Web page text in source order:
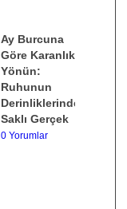
Ay Burcuna
Göre Karanlık
Yönün:
Ruhunun
Derinliklerinde
Saklı Gerçek
0 Yorumlar